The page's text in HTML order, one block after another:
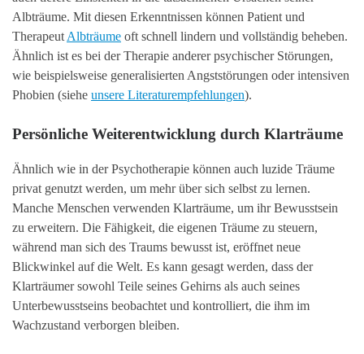
Albträume. Mit diesen Erkenntnissen können Patient und
Therapeut Albträume oft schnell lindern und vollständig beheben.
Ähnlich ist es bei der Therapie anderer psychischer Störungen,
wie beispielsweise generalisierten Angststörungen oder intensiven
Phobien (siehe unsere Literaturempfehlungen).
Persönliche Weiterentwicklung durch Klarträume
Ähnlich wie in der Psychotherapie können auch luzide Träume
privat genutzt werden, um mehr über sich selbst zu lernen.
Manche Menschen verwenden Klarträume, um ihr Bewusstsein
zu erweitern. Die Fähigkeit, die eigenen Träume zu steuern,
während man sich des Traums bewusst ist, eröffnet neue
Blickwinkel auf die Welt. Es kann gesagt werden, dass der
Klarträumer sowohl Teile seines Gehirns als auch seines
Unterbewusstseins beobachtet und kontrolliert, die ihm im
Wachzustand verborgen bleiben.